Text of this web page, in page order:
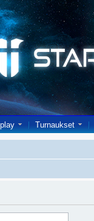
Turnaukset